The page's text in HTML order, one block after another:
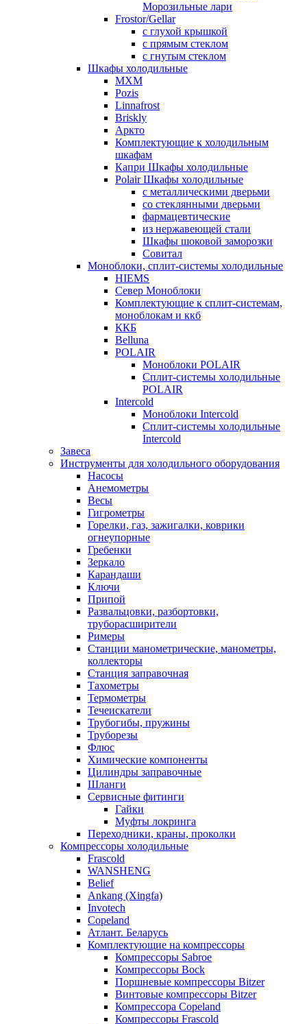
Морозильные лари
Frostor/Gellar
с глухой крышкой
с прямым стеклом
с гнутым стеклом
Шкафы холодильные
МХМ
Pozis
Linnafrost
Briskly
Аркто
Комплектующие к холодильным
шкафам
Капри Шкафы холодильные
Polair Шкафы холодильные
с металлическими дверьми
со стеклянными дверьми
фармацевтические
из нержавеющей стали
Шкафы шоковой заморозки
Совитал
Моноблоки, сплит-системы холодильные
HIEMS
Север Моноблоки
Комплектующие к сплит-системам,
моноблокам и ккб
ККБ
Belluna
POLAIR
Моноблоки POLAIR
Сплит-системы холодильные
POLAIR
Intercold
Моноблоки Intercold
Сплит-системы холодильные
Intercold
Завеса
Инструменты для холодильного оборудования
Насосы
Анемометры
Весы
Гигрометры
Горелки, газ, зажигалки, коврики
огнеупорные
Гребенки
Зеркало
Карандаши
Ключи
Припой
Развальцовки, разбортовки,
труборасширители
Римеры
Станции манометрические, манометры,
коллекторы
Станция заправочная
Тахометры
Термометры
Течеискатели
Трубогибы, пружины
Труборезы
Флюс
Химические компоненты
Цилиндры заправочные
Шланги
Сервисные фитинги
Гайки
Муфты локринга
Переходники, краны, проколки
Компрессоры холодильные
Frascold
WANSHENG
Belief
Ankang (Xingfa)
Invotech
Copeland
Атлант. Беларусь
Комплектующие на компрессоры
Компрессоры Sabroe
Компрессоры Bock
Поршневые компрессоры Bitzer
Винтовые компрессоры Bitzer
Компрессора Copeland
Компрессоры Frascold